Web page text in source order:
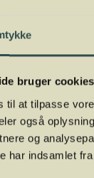
bruger cookies
til at tilpasse
også
og
har indsamlet